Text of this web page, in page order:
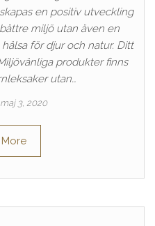
en positiv utveckling
miljö utan även en
för djur och natur. Ditt
produkter finns
utan…
maj 3, 2020